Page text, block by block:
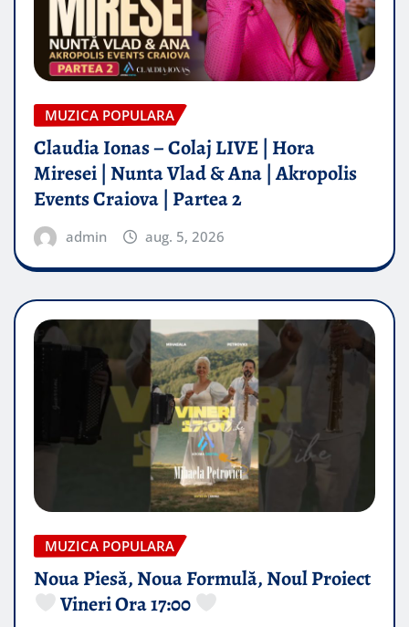
MUZICA POPULARA
Claudia Ionas – Colaj LIVE | Hora
Miresei | Nunta Vlad & Ana | Akropolis
Events Craiova | Partea 2
admin aug. 5, 2026
MUZICA POPULARA
Noua Piesă, Noua Formulă, Noul Proiect
Vineri Ora 17:00